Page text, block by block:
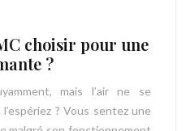
choisir pour une
?
mais l’air ne se
? Vous sentez une